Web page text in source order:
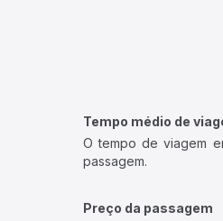
Tempo médio de
O tempo de viagem
passagem.
Preço da passagem